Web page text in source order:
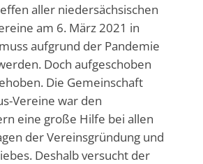
aller niedersächsischen
am 6. März 2021 in
aufgrund der Pandemie
Doch aufgeschoben
Die Gemeinschaft
Vereine war den
eine große Hilfe bei allen
der Vereinsgründung und
Deshalb versucht der